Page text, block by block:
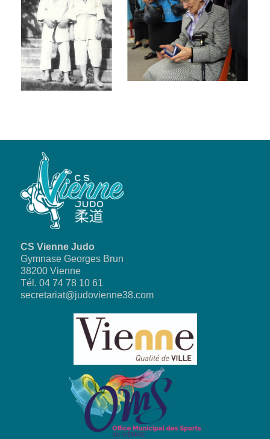
CS Vienne Judo
Gymnase Georges Brun
38200 Vienne
Tél. 04 74 78 10 61
secretariat@judovienne38.com